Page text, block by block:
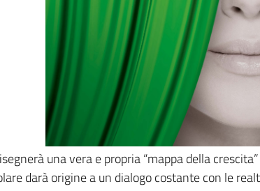
una vera e propria “mappa della
darà origine a un dialogo costante con le